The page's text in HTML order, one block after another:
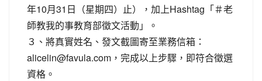
年10月31日（星期四）止），加上Hashtag「＃老
師教我的事教育部徵文活動」。
３、將真實姓名、發文截圖寄至業務信箱：
alicelin@favula.com，完成以上步驟，即符合徵選
資格。